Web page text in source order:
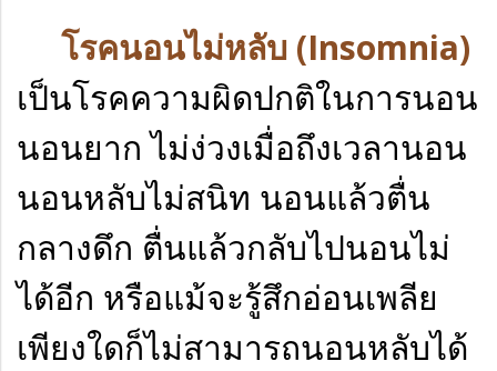
โรคนอนไม่หลับ (Insomnia)
เป็นโรคความผิดปกติในการนอน
นอนยาก ไม่ง่วงเมื่อถึงเวลานอน
นอนหลับไม่สนิท นอนแล้วตื่น
กลางดึก ตื่นแล้วกลับไปนอนไม่
ได้อีก หรือแม้จะรู้สึกอ่อนเพลีย
เพียงใดก็ไม่สามารถนอนหลับได้